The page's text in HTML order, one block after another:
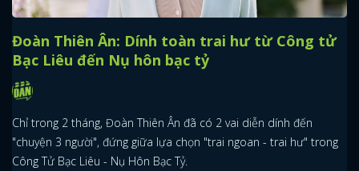
Đoàn Thiên Ân: Dính toàn trai hư từ Công tử
Bạc Liêu đến Nụ hôn bạc tỷ
Chỉ trong 2 tháng, Đoàn Thiên Ân đã có 2 vai diễn dính đến
"chuyện 3 người", đứng giữa lựa chọn "trai ngoan - trai hư" trong
Công Tử Bạc Liêu - Nụ Hôn Bạc Tỷ.